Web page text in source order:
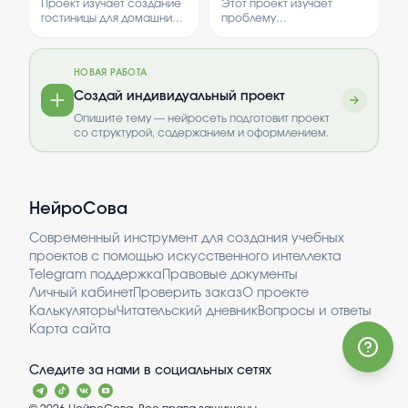
литературы.
тапки"
Проект изучает создание
гостиницы для домашних
рассматриваются
питомцев и их
потребности.
протокола для
историей
зависимости (на
Этот проект изучает
проблему
зависимости и
таких системах. В нем
рассматривается
создание протокола для
улучшения коммуникации
и поддержки тех, кто
НОВАЯ РАБОТА
Создай индивидуальный проект
Опишите тему — нейросеть подготовит проект
со структурой, содержанием и оформлением.
НейроСова
Современный инструмент для создания учебных
проектов с помощью искусственного интеллекта
Telegram поддержка Правовые документы
Личный кабинетПроверить заказО проекте
КалькуляторыЧитательский дневникВопросы и ответы
Карта сайта
Следите за нами в социальных сетях